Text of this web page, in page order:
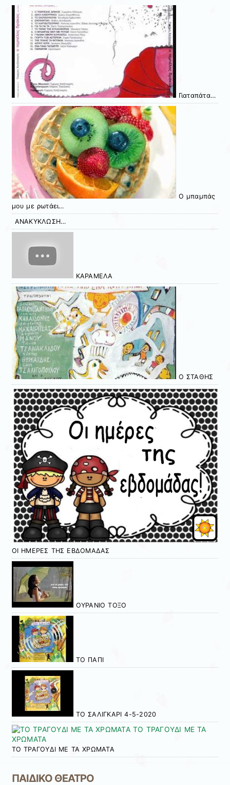
Γιαταπάτα…
Ο μπαμπάς
μου με ρωτάει…
ΑΝΑΚΥΚΛΩΣΗ…
ΚΑΡΑΜΕΛΑ
Ο ΣΤΑΘΗΣ
ΟΙ ΗΜΕΡΕΣ ΤΗΣ ΕΒΔΟΜΑΔΑΣ
ΟΥΡΑΝΙΟ ΤΟΞΟ
ΤΟ ΠΑΠΙ
ΤΟ ΣΑΛΙΓΚΑΡΙ 4-5-2020
ΤΟ ΤΡΑΓΟΥΔΙ ΜΕ ΤΑ ΧΡΩΜΑΤΑ
ΠΑΙΔΙΚΟ ΘΕΑΤΡΟ